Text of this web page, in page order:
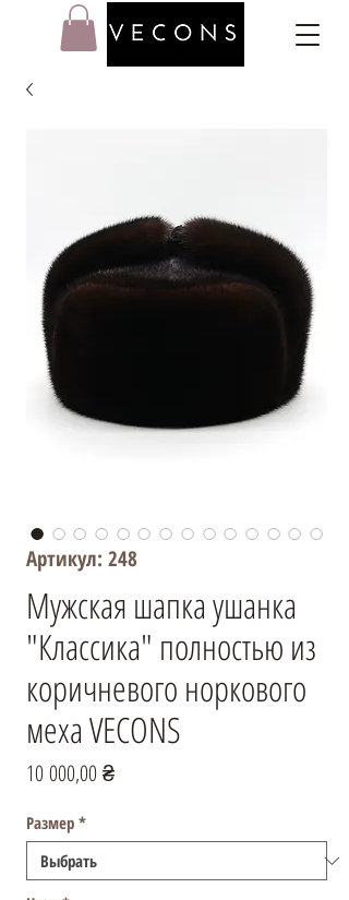
Артикул: 248
Мужская шапка ушанка
"Классика" полностью из
коричневого норкового
меха VECONS
10 000,00 ₴Цена
Размер *